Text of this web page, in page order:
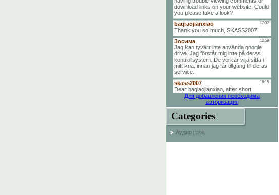
Для добавления необходима
авторизация
Categories
Аудио [1196]